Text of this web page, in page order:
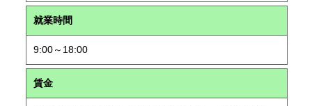
就業時間
9:00～18:00
賃金